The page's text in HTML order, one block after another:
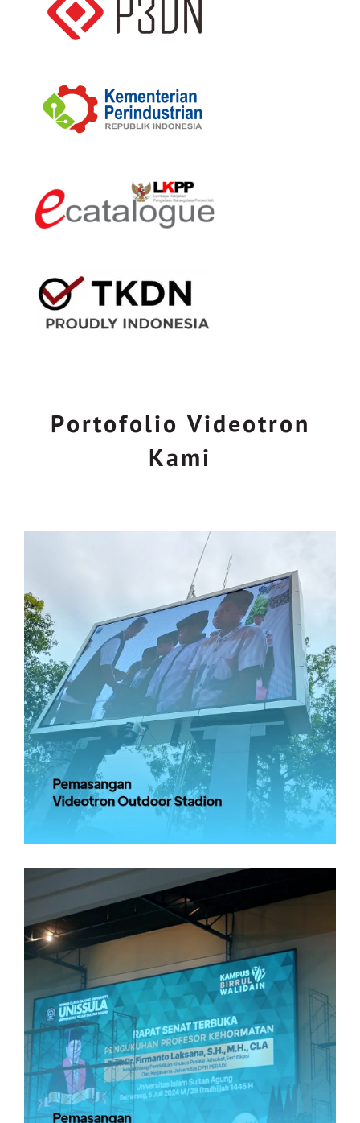
Portofolio Videotron
Kami